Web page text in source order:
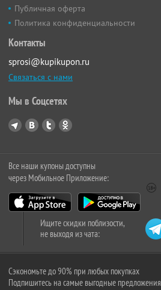
Публичная оферта
Политика конфиденциальности
Контакты
sprosi@kupikupon.ru
Связаться с нами
Мы в Соцсетях
Все наши купоны доступны
через Мобильное Приложение:
Ищите скидки поблизости,
не выходя из чата:
Сэкономьте до 90% при любых покупках
Подпишитесь на самые выгодные предложения